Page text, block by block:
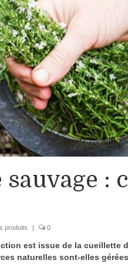
:
produits 0
est issue de la cueillette
naturelles sont-elles